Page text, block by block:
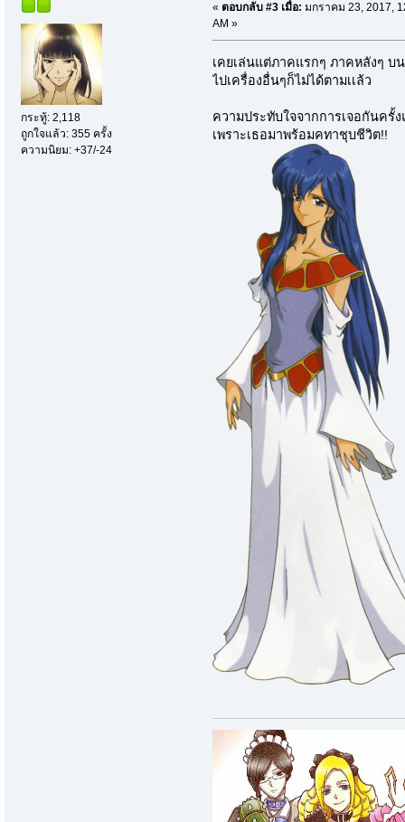
กระทู้: 2,118
ถูกใจแล้ว: 355 ครั้ง
ความนิยม: +37/-24
« ตอบกลับ #3 เมื่อ: มกราคม 23, 2017,
AM »
เคยเล่นแต่ภาคแรกๆ ภาคหลังๆ บ
ไปเครื่องอื่นๆก็ไม่ได้ตามเเล้ว
ความประทับใจจากการเจอกันครั้
เพราะเธอมาพร้อมคทาชุบชีวิต!!